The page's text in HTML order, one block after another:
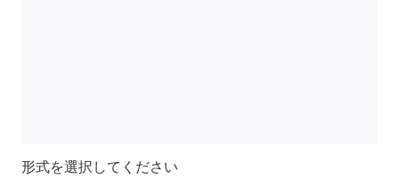
形式を選択してください